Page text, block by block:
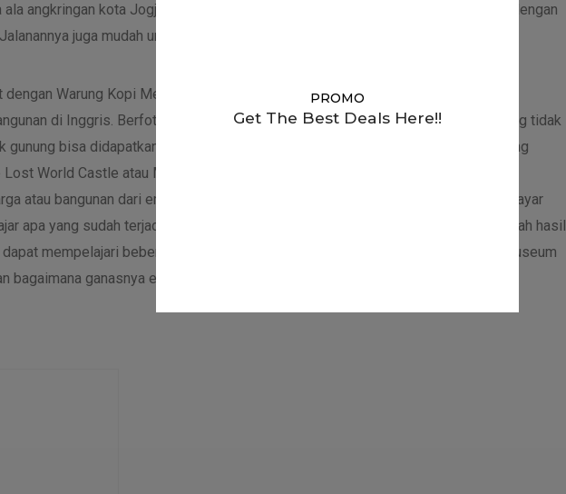
ala angkringan kota Jogja. Untuk dapat sampai di lokasi ini dari Kota Jogja hanya dengan
juga mudah untuk ditemukan.
Warung Kopi Merapi ada sekitar 350 meter akan menemukan Stonehenge
di Inggris. Berfoto-foto disini dengan pemandangan alam dan jika beruntung tidak
gunung bisa didapatkan. Disekitar Warung Kopi Merapi banyak tempat wisata yang
World Castle atau Museum Mini Sisa Hartaku. Di Museum Mini Sisa Hartaku
atau bangunan dari erupsi gunung. Tiket masuk gratis dan hanya dengan membayar
apa yang sudah terjadi dengan Gunung Merapi. Museum yang bertempat di rumah hasil
mempelajari beberapa dari sisa hasil erupsi. Dengan melihat koleksi dari museum
bagaimana ganasnya erupsi Gunung Merapi 2010 silam.
PROMO
Get The Best Deals Here!!